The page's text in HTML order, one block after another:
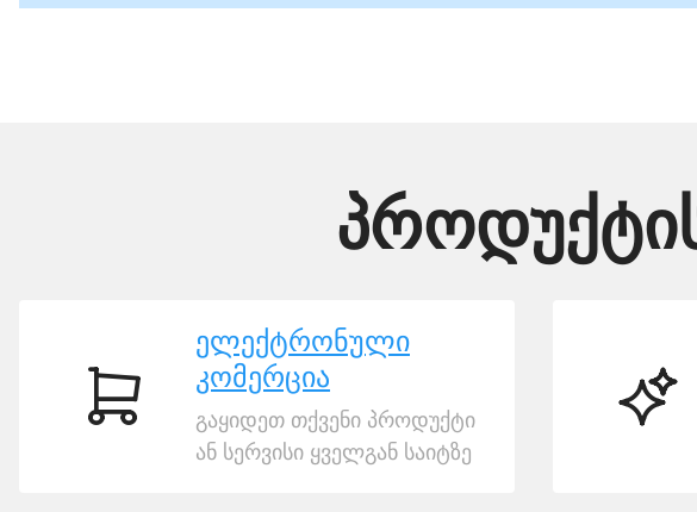
ელექტრონული
კომერცია
ელექტრონული
კომერცია
გაყიდეთ თქვენი პროდუქტი
ან სერვისი ყველგან საიტზე
ხი